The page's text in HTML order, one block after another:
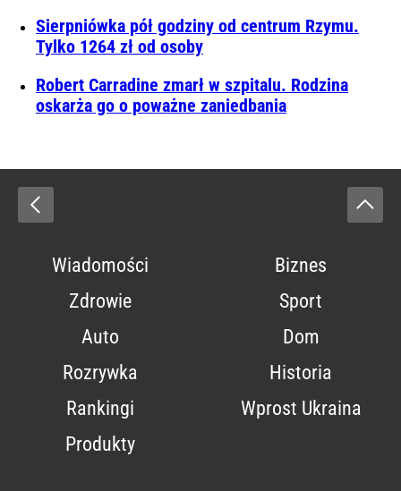
Sierpniówka pół godziny od centrum Rzymu.
Tylko 1264 zł od osoby
Robert Carradine zmarł w szpitalu. Rodzina
oskarża go o poważne zaniedbania
Wiadomości
Biznes
Zdrowie
Sport
Auto
Dom
Rozrywka
Historia
Rankingi
Wprost Ukraina
Produkty